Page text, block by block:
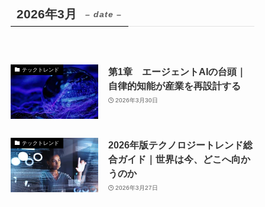
2026年3月 – date –
テックトレンド
第1章 エージェントAIの台頭｜
自律的知能が産業を再設計する
2026年3月30日
テックトレンド
2026年版テクノロジートレンド総
合ガイド｜世界は今、どこへ向か
うのか
2026年3月27日